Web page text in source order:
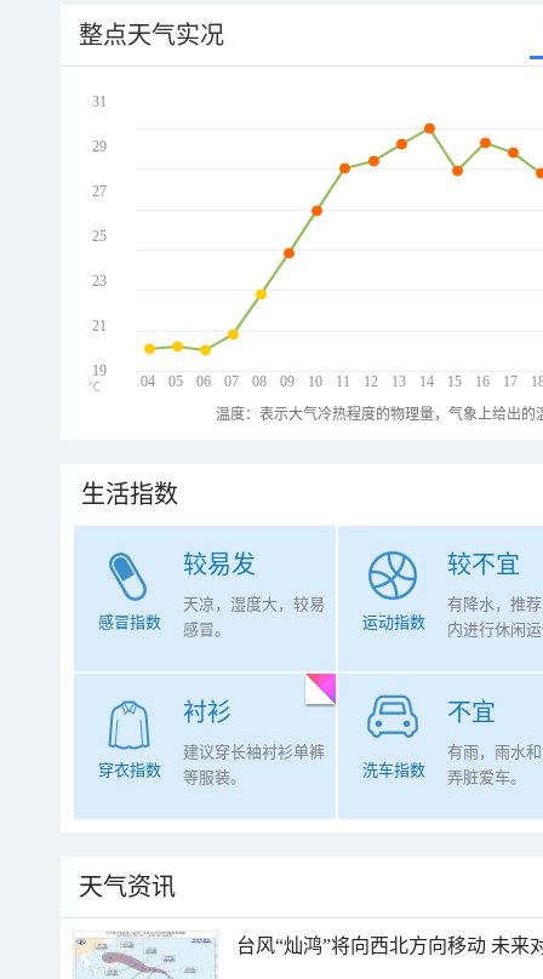
整点天气实况
04 05 06 07 08 09 10 11 12 13 14 15 16 17
31
29
27
25
23
21
19
℃
温度：表示大气冷热程度的物理量，气象上给出
生活指数
较易发
感冒指数
天凉，湿度大，较易
感冒。
较不宜
运动指数
有降水，推
内进行休闲
衬衫
穿衣指数
建议穿长袖衬衫单裤
等服装。
不宜
洗车指数
有雨，雨水
弄脏爱车。
天气资讯
台风“灿鸿”将向西北方向移动 未来